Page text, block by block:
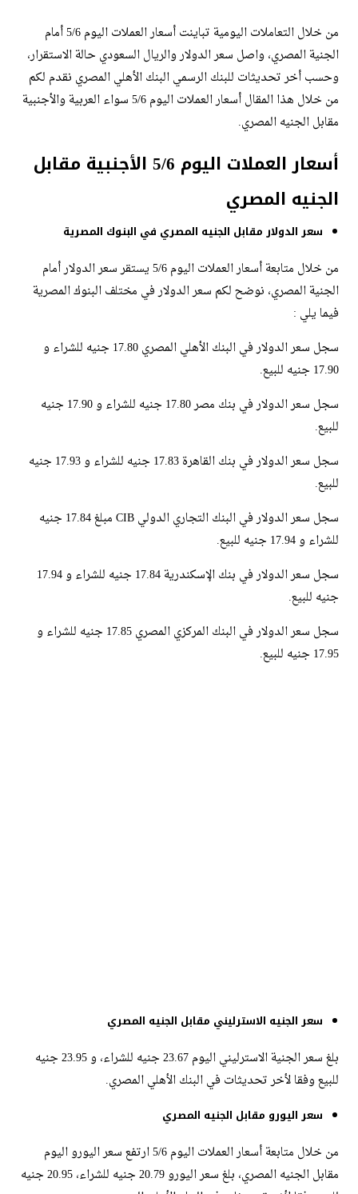
من خلال التعاملات اليومية تباينت أسعار العملات اليوم 5/6 أمام
الجنية المصري، واصل سعر الدولار والريال السعودي حالة الاستقرار،
وحسب أخر تحديثات للبنك الرسمي البنك الأهلي المصري نقدم لكم
من خلال هذا المقال أسعار العملات اليوم 5/6 سواء العربية والأجنبية
مقابل الجنيه المصري.
أسعار العملات اليوم 5/6 الأجنبية مقابل
الجنيه المصري
سعر الدولار مقابل الجنيه المصري في البنوك المصرية
من خلال متابعة أسعار العملات اليوم 5/6 يستقر سعر الدولار أمام
الجنية المصري، نوضح لكم سعر الدولار في مختلف البنوك المصرية
فيما يلي :
سجل سعر الدولار في البنك الأهلي المصري 17.80 جنيه للشراء و
17.90 جنيه للبيع.
سجل سعر الدولار في بنك مصر 17.80 جنيه للشراء و 17.90 جنيه
للبيع.
سجل سعر الدولار في بنك القاهرة 17.83 جنيه للشراء و 17.93 جنيه
للبيع.
سجل سعر الدولار في البنك التجاري الدولي CIB مبلغ 17.84 جنيه
للشراء و 17.94 جنيه للبيع.
سجل سعر الدولار في بنك الإسكندرية 17.84 جنيه للشراء و 17.94
جنيه للبيع.
سجل سعر الدولار في البنك المركزي المصري 17.85 جنيه للشراء و
17.95 جنيه للبيع.
سعر الجنيه الاسترليني مقابل الجنيه المصري
بلغ سعر الجنية الاسترليني اليوم 23.67 جنيه للشراء، و 23.95 جنيه
للبيع وفقا لأخر تحديثات في البنك الأهلي المصري.
سعر اليورو مقابل الجنيه المصري
من خلال متابعة أسعار العملات اليوم 5/6 ارتفع سعر اليورو اليوم
مقابل الجنيه المصري، بلغ سعر اليورو 20.79 جنيه للشراء، 20.95 جنيه